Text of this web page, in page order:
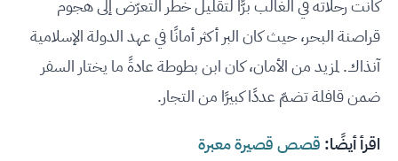
كانت رحلاته في الغالب برًّا لتقليل خطر التعرّض إلى هجوم
قراصنة البحر، حيث كان البر أكثر أمانًا في عهد الدولة الإسلامية
آنذاك. لمزيد من الأمان، كان ابن بطوطة عادةً ما يختار السفر
ضمن قافلة تضمّ عددًا كبيرًا من التجار.
اقرأ أيضًا: قصص قصيرة معبرة